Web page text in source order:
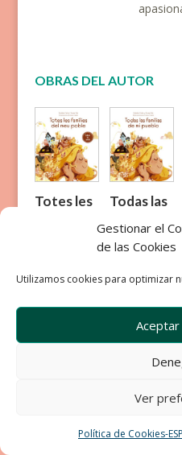
Gestionar el
de las Cookies
Utilizamos cookies para optimizar
Ver
Política de Cookies-ESP
OBRAS DEL AUTOR
Totes les
Todas las
de mi
pueblo
Política de privacidad
Development